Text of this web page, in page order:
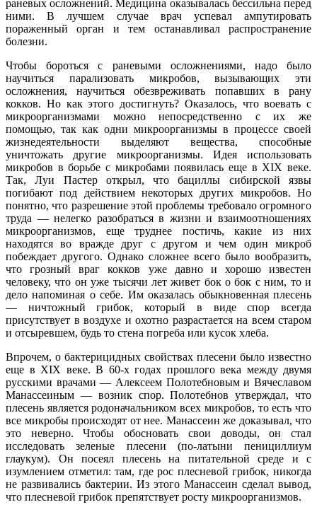
раневых осложнений. Медицина оказывалась бессильна перед
ними. В лучшем случае врач успевал ампутировать
пораженный орган и тем останавливал распространение
болезни.
Чтобы бороться с раневыми осложнениями, надо было
научиться парализовать микробов, вызывающих эти
осложнения, научиться обезвреживать попавших в рану
кокков. Но как этого достигнуть? Оказалось, что воевать с
микроорганизмами можно непосредственно с их же
помощью, так как одни микроорганизмы в процессе своей
жизнедеятельности выделяют вещества, способные
уничтожать другие микроорганизмы. Идея использовать
микробов в борьбе с микробами появилась еще в XIX веке.
Так, Луи Пастер открыл, что бациллы сибирской язвы
погибают под действием некоторых других микробов. Но
понятно, что разрешение этой проблемы требовало огромного
труда — нелегко разобраться в жизни и взаимоотношениях
микроорганизмов, еще труднее постичь, какие из них
находятся во вражде друг с другом и чем один микроб
побеждает другого. Однако сложнее всего было вообразить,
что грозный враг кокков уже давно и хорошо известен
человеку, что он уже тысячи лет живет бок о бок с ним, то и
дело напоминая о себе. Им оказалась обыкновенная плесень
— ничтожный грибок, который в виде спор всегда
присутствует в воздухе и охотно разрастается на всем старом
и отсыревшем, будь то стена погреба или кусок хлеба.
Впрочем, о бактерицидных свойствах плесени было известно
еще в XIX веке. В 60-х годах прошлого века между двумя
русскими врачами — Алексеем Полотебновым и Вячеславом
Манассеиным — возник спор. Полотебнов утверждал, что
плесень является родоначальником всех микробов, то есть что
все микробы происходят от нее. Манассеин же доказывал, что
это неверно. Чтобы обосновать свои доводы, он стал
исследовать зеленые плесени (по-латыни пенициллиум
глаукум). Он посеял плесень на питательной среде и с
изумлением отметил: там, где рос плесневой грибок, никогда
не развивались бактерии. Из этого Манассеин сделал вывод,
что плесневой грибок препятствует росту микроорганизмов.